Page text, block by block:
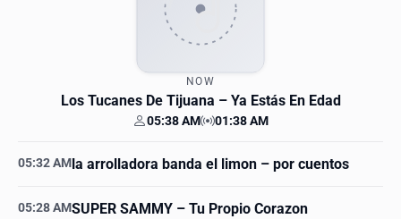
NOW
Los Tucanes De Tijuana – Ya Estás En Edad
Your time
05:38 AM Station time
01:38 AM
05:32 AM la arrolladora banda el limon – por cuentos
05:28 AMSUPER SAMMY – Tu Propio Corazon